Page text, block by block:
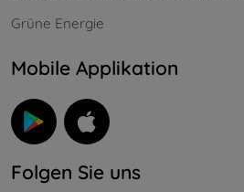
Grüne Energie
Mobile Applikation
Folgen Sie uns